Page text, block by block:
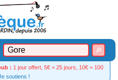
: 1 jour offert, 5€ = 25 jours, 10€ = 100
soutiens !